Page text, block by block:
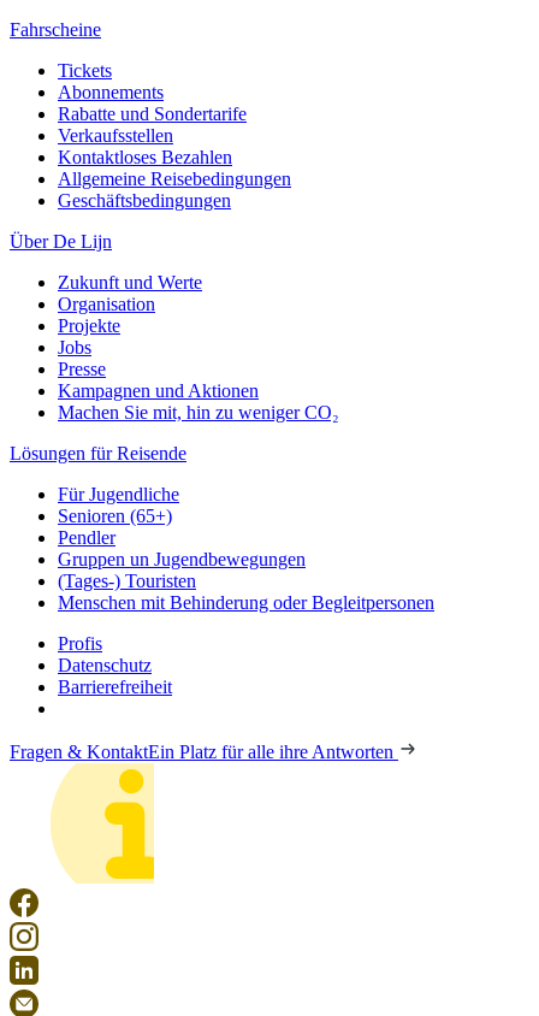
Fahrscheine
Tickets
Abonnements
Rabatte und Sondertarife
Verkaufsstellen
Kontaktloses Bezahlen
Allgemeine Reisebedingungen
Geschäftsbedingungen
Über De Lijn
Zukunft und Werte
Organisation
Projekte
Jobs
Presse
Kampagnen und Aktionen
Machen Sie mit, hin zu weniger CO₂
Lösungen für Reisende
Für Jugendliche
Senioren (65+)
Pendler
Gruppen un Jugendbewegungen
(Tages-) Touristen
Menschen mit Behinderung oder Begleitpersonen
Profis
Datenschutz
Barrierefreiheit
Fragen & KontaktEin Platz für alle ihre Antworten